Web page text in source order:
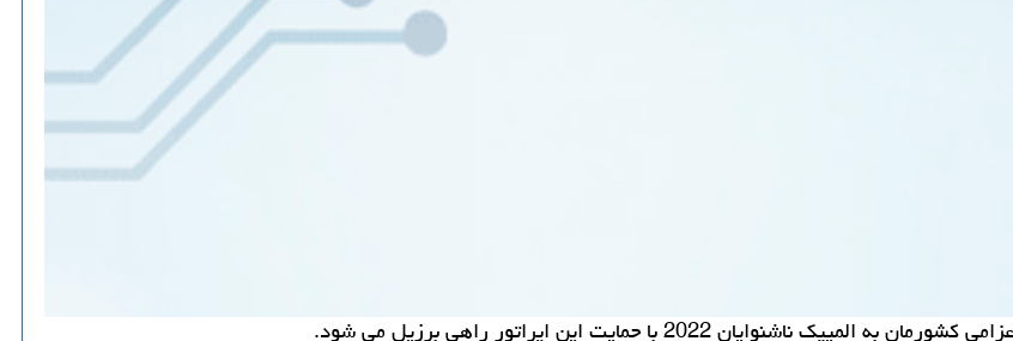
2022 با حمایت این اپراتور راهی برزیل می شود.